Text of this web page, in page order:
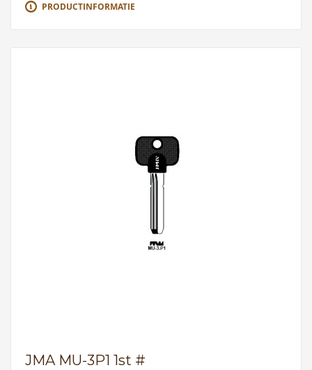
PRODUCTINFORMATIE
JMA MU-3P1 1st #